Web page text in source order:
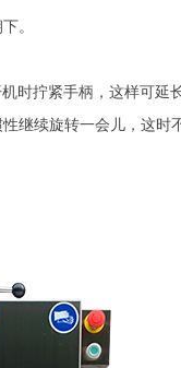
。
时拧紧手柄，这样可延
继续旋转一会儿，这时